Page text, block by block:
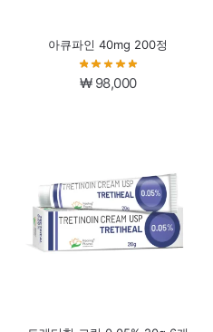
아큐파인 40mg 200정
₩98,000